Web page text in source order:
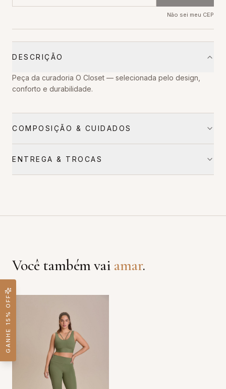
Não sei meu CEP
DESCRIÇÃO
Peça da curadoria O Closet — selecionada pelo design,
conforto e durabilidade.
COMPOSIÇÃO & CUIDADOS
ENTREGA & TROCAS
Você também vai amar.
GANHE 15% OFF